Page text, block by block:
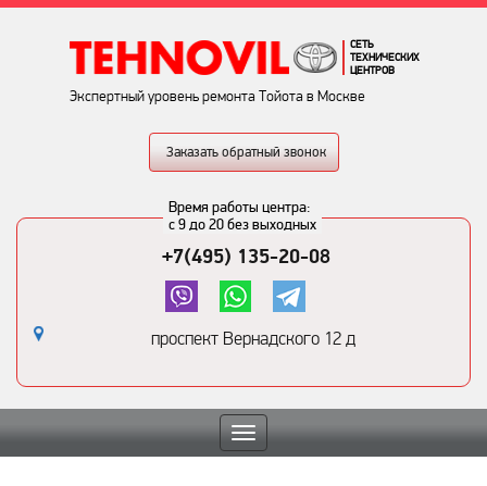
СЕТЬ
ТЕХНИЧЕСКИХ
ЦЕНТРОВ
Экспертный уровень ремонта Тойота в Москве
Заказать обратный звонок
Время работы центра:
с 9 до 20 без выходных
+7(495) 135-20-08
проспект Вернадского 12 д
Toggle
navigation